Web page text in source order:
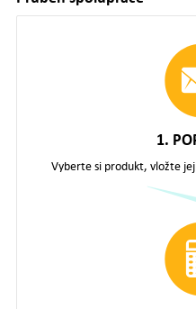
1.
Vyberte si produkt, vložte